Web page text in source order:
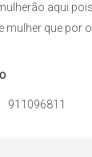
aqui
mulher que por
911096811